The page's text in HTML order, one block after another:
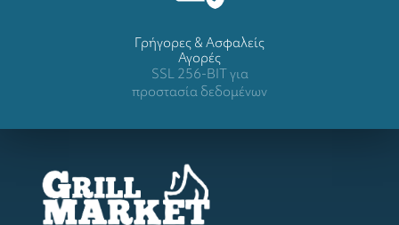
Γρήγορες & Ασφαλείς
Αγορές
SSL 256-BIT για
προστασία δεδομένων